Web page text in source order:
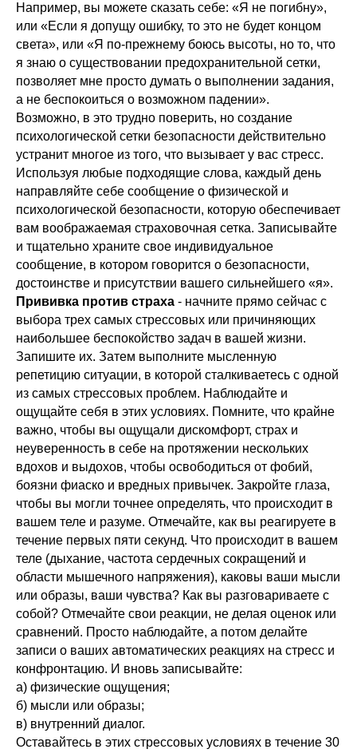
Например, вы можете сказать себе: «Я не погибну»,
или «Если я допущу ошибку, то это не будет концом
света», или «Я по-прежнему боюсь высоты, но то, что
я знаю о существовании предохранительной сетки,
позволяет мне просто думать о выполнении задания,
а не беспокоиться о возможном падении».
Возможно, в это трудно поверить, но создание
психологической сетки безопасности действительно
устранит многое из того, что вызывает у вас стресс.
Используя любые подходящие слова, каждый день
направляйте себе сообщение о физической и
психологической безопасности, которую обеспечивает
вам воображаемая страховочная сетка. Записывайте
и тщательно храните свое индивидуальное
сообщение, в котором говорится о безопасности,
достоинстве и присутствии вашего сильнейшего «я».
Прививка против страха - начните прямо сейчас с
выбора трех самых стрессовых или причиняющих
наибольшее беспокойство задач в вашей жизни.
Запишите их. Затем выполните мысленную
репетицию ситуации, в которой сталкиваетесь с одной
из самых стрессовых проблем. Наблюдайте и
ощущайте себя в этих условиях. Помните, что крайне
важно, чтобы вы ощущали дискомфорт, страх и
неуверенность в себе на протяжении нескольких
вдохов и выдохов, чтобы освободиться от фобий,
боязни фиаско и вредных привычек. Закройте глаза,
чтобы вы могли точнее определять, что происходит в
вашем теле и разуме. Отмечайте, как вы реагируете в
течение первых пяти секунд. Что происходит в вашем
теле (дыхание, частота сердечных сокращений и
области мышечного напряжения), каковы ваши мысли
или образы, ваши чувства? Как вы разговариваете с
собой? Отмечайте свои реакции, не делая оценок или
сравнений. Просто наблюдайте, а потом делайте
записи о ваших автоматических реакциях на стресс и
конфронтацию. И вновь записывайте:
а) физические ощущения;
б) мысли или образы;
в) внутренний диалог.
Оставайтесь в этих стрессовых условиях в течение 30